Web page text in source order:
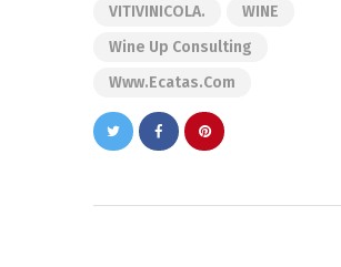
VITIVINICOLA.
WINE
Wine Up Consulting
Www.ecatas.com